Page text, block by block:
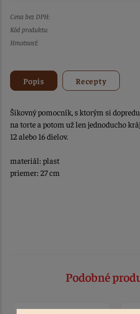
Cena bez DPH:
Kód produktu:
Hmotnosť:
Popis Recepty
Šikovný pomocník, s ktorým si
na torte a potom už len jednoducho
12 alebo 16 dielov.
materiál: plast
priemer: 27 cm
Podobné